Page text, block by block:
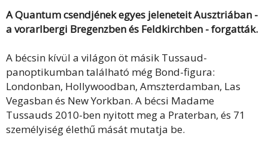
A Quantum csendjének egyes jeleneteit Ausztriában -
a vorarlbergi Bregenzben és Feldkirchben - forgatták.
A bécsin kívül a világon öt másik Tussaud-
panoptikumban található még Bond-figura:
Londonban, Hollywoodban, Amszterdamban, Las
Vegasban és New Yorkban. A bécsi Madame
Tussauds 2010-ben nyitott meg a Praterban, és 71
személyiség élethű mását mutatja be.